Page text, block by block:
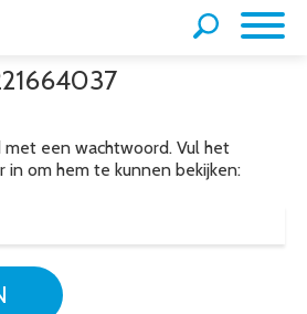
met een wachtwoord. Vul het
in om hem te kunnen bekijken: